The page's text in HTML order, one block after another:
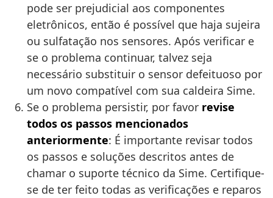
pode ser prejudicial aos componentes
eletrônicos, então é possível que haja sujeira
ou sulfatação nos sensores. Após verificar e
se o problema continuar, talvez seja
necessário substituir o sensor defeituoso por
um novo compatível com sua caldeira Sime.
Se o problema persistir, por favor revise
todos os passos mencionados
anteriormente: É importante revisar todos
os passos e soluções descritos antes de
chamar o suporte técnico da Sime. Certifique-
se de ter feito todas as verificações e reparos